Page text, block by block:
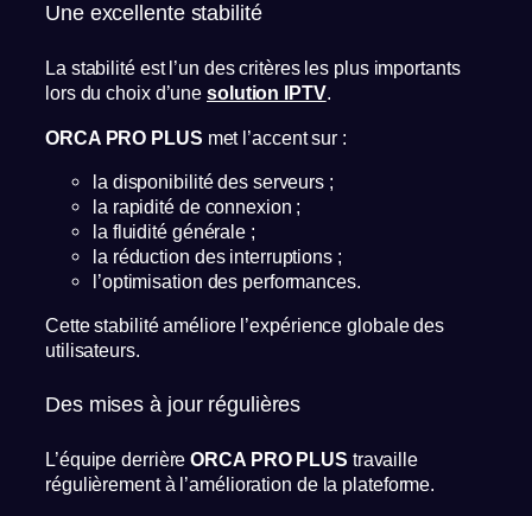
Une excellente stabilité
La stabilité est l’un des critères les plus importants
lors du choix d’une solution IPTV.
ORCA PRO PLUS met l’accent sur :
la disponibilité des serveurs ;
la rapidité de connexion ;
la fluidité générale ;
la réduction des interruptions ;
l’optimisation des performances.
Cette stabilité améliore l’expérience globale des
utilisateurs.
Des mises à jour régulières
L’équipe derrièreORCA PRO PLUS travaille
régulièrement à l’amélioration de la plateforme.